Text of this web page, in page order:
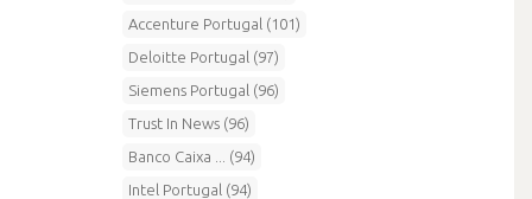
Accenture Portugal (101)
Deloitte Portugal (97)
Siemens Portugal (96)
Trust In News (96)
Banco Caixa ... (94)
Intel Portugal (94)